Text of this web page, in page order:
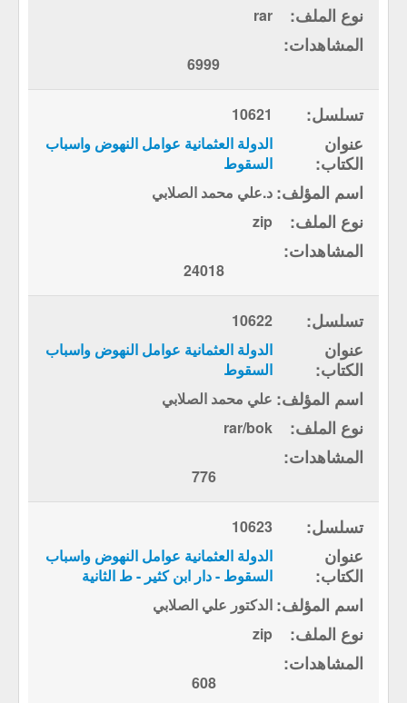
rar
6999
10621
الدولة العثمانية عوامل النهوض واسباب
السقوط
د.علي محمد الصلابي
zip
24018
10622
الدولة العثمانية عوامل النهوض واسباب
السقوط
علي محمد الصلابي
rar/bok
776
10623
الدولة العثمانية عوامل النهوض واسباب
السقوط - دار ابن كثير - ط الثانية
الدكتور علي الصلابي
zip
608